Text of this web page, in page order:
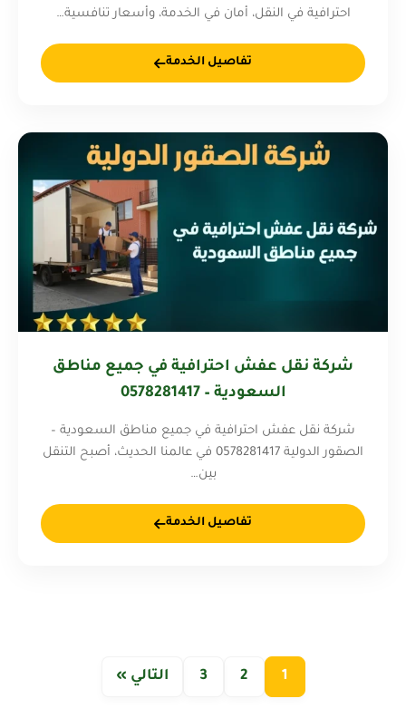
احترافية في النقل، أمان في الخدمة، وأسعار تنافسية…
تفاصيل الخدمة
شركة نقل عفش احترافية في جميع مناطق
السعودية – 0578281417
شركة نقل عفش احترافية في جميع مناطق السعودية –
الصقور الدولية 0578281417 في عالمنا الحديث، أصبح التنقل
بين…
تفاصيل الخدمة
1
2
3 التالي »